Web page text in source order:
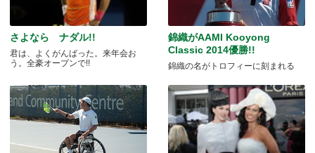
さよなら ナダル!!
君は、よくがんばった。来年会お
う。全豪オープンで!!
錦織がAAMI Kooyong
Classic 2014優勝!!
錦織の名がトロフィーに刻まれる